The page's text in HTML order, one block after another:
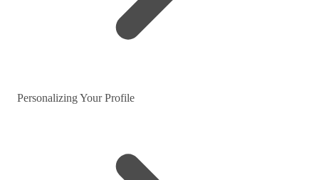
Personalizing Your Profile